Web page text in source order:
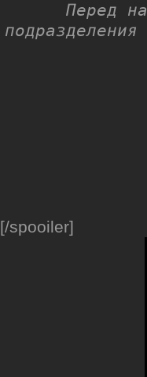
Перед
[/spooiler]